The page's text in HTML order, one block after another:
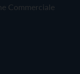
Commerciale